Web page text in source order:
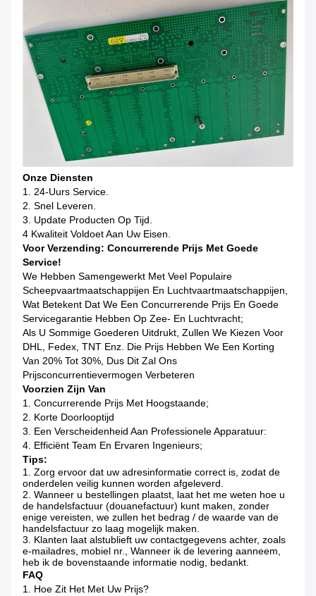
Onze Diensten
1. 24-Uurs Service.
2. Snel Leveren.
3. Update Producten Op Tijd.
4 Kwaliteit Voldoet Aan Uw Eisen.
Voor Verzending: Concurrerende Prijs Met Goede
Service!
We Hebben Samengewerkt Met Veel Populaire
Scheepvaartmaatschappijen En Luchtvaartmaatschappijen,
Wat Betekent Dat We Een Concurrerende Prijs En Goede
Servicegarantie Hebben Op Zee- En Luchtvracht;
Als U Sommige Goederen Uitdrukt, Zullen We Kiezen Voor
DHL, Fedex, TNT Enz. Die Prijs Hebben We Een Korting
Van 20% Tot 30%, Dus Dit Zal Ons
Prijsconcurrentievermogen Verbeteren
Voorzien Zijn Van
1. Concurrerende Prijs Met Hoogstaande;
2. Korte Doorlooptijd
3. Een Verscheidenheid Aan Professionele Apparatuur:
4. Efficiënt Team En Ervaren Ingenieurs;
Tips:
1. Zorg ervoor dat uw adresinformatie correct is, zodat de
onderdelen veilig kunnen worden afgeleverd.
2. Wanneer u bestellingen plaatst, laat het me weten hoe u
de handelsfactuur (douanefactuur) kunt maken, zonder
enige vereisten, we zullen het bedrag / de waarde van de
handelsfactuur zo laag mogelijk maken.
3. Klanten laat alstublieft uw contactgegevens achter, zoals
e-mailadres, mobiel nr., Wanneer ik de levering aanneem,
heb ik de bovenstaande informatie nodig, bedankt.
FAQ
1. Hoe Zit Het Met Uw Prijs?